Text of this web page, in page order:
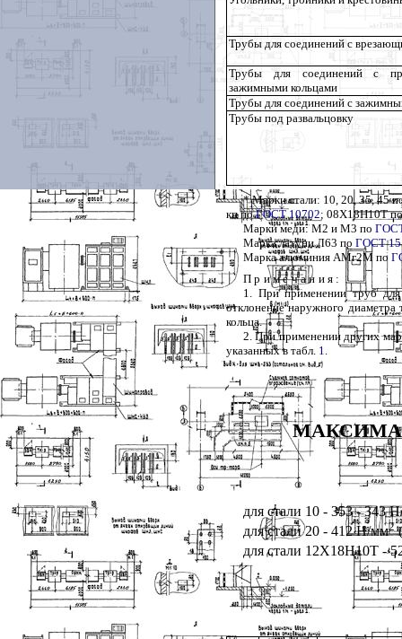
Трубы для соединений с
Трубы для соединений с
зажимными кольцами
Трубы для соединений с
Трубы под развальцовку
* Марки стали: 10, 20, 35, 45
кп поГОСТ 10702; 08Х18Н10Т
Марки меди: М2 и М3 по
Марка латуни Л63 по ГОСТ
Марка алюминия АМг2М по
Примечания :
1
. При применении труб
отклонение наружного
кольца.
2 . При применении других
указанных в табл. 1
для стали 10 - 353 - 343
для стали 20 - 412 Н/мм2
для стали 12Х18Н10Т -